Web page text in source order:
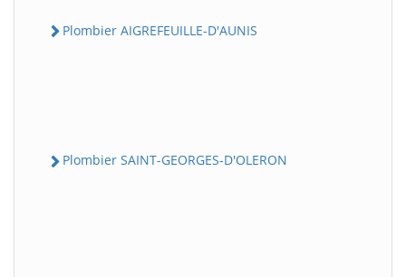
Plombier AIGREFEUILLE-D'AUNIS
Plombier SAINT-GEORGES-D'OLERON